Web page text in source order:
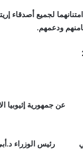
لجميع أصدقاء
ودعمهم.
إثيوبيا
رئيس الوزراء